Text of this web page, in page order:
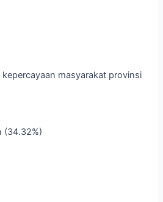
masyarakat provinsi
(34.32%)